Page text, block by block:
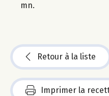
mn.
Retour à la liste
Imprimer la